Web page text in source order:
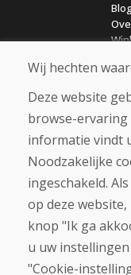
Wij hechten
Deze website
browse-ervaring
informatie vindt
Noodzakelijke
ingeschakeld.
op deze
knop "Ik ga
u uw
"Cookie-